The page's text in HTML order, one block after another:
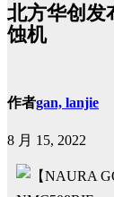
北方华创发
蚀机
作者gan, lanjie
8 月 15, 2022